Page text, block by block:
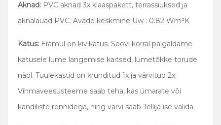
Aknad: PVC aknad 3x klaaspakett, terrassiuksed ja
aknalauad PVC. Avade keskmine Uw : 0.82 Wm²K
Katus: Eramul on kivikatus. Soovi korral paigaldame
katusele lume langemise kaitsed, lumetõkke torude
näol. Tuulekastid on krunditud 1x ja värvitud 2x.
Vihmaveesüsteeme saab teha, kas ümarate või
kandiliste rennidega, ning värvi saab Tellija ise valida.